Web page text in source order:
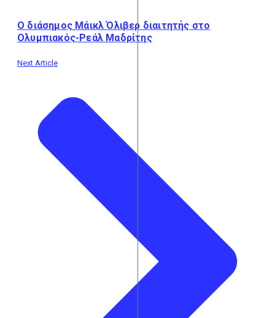
Ο διάσημος Μάικλ Όλιβερ διαιτητής στο
Ολυμπιακός-Ρεάλ Μαδρίτης
Next Article